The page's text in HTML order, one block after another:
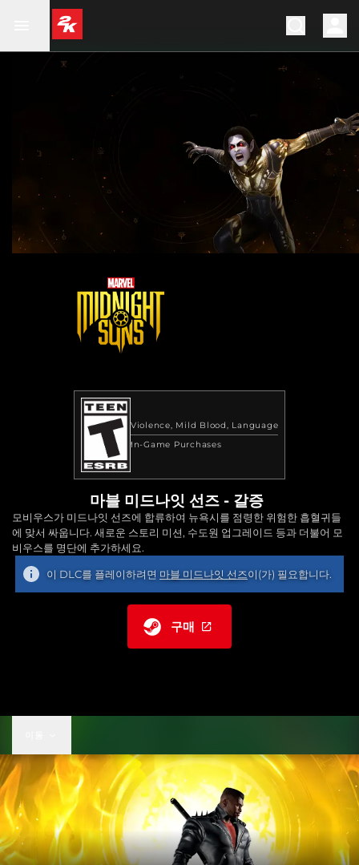
Violence Mild Blood
Language
In-Game Purchases
마블 미드나잇 선즈 - 갈증
모비우스가 미드나잇 선즈에 합류하여 뉴욕시를 점령한 위험한 흡혈귀들
에 맞서 싸웁니다. 새로운 스토리 미션, 수도원 업그레이드 등과 더불어 모
비우스를 명단에 추가하세요.
이 DLC를 플레이하려면 마블 미드나잇 선즈이(가) 필요합니다.
구매